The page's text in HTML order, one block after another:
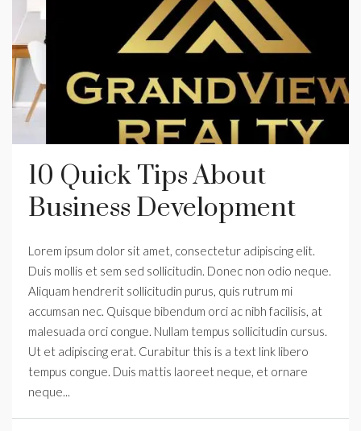
10 Quick Tips About
Business Development
Lorem ipsum dolor sit amet, consectetur adipiscing elit.
Duis mollis et sem sed sollicitudin. Donec non odio neque.
Aliquam hendrerit sollicitudin purus, quis rutrum mi
accumsan nec. Quisque bibendum orci ac nibh facilisis, at
malesuada orci congue. Nullam tempus sollicitudin cursus.
Ut et adipiscing erat. Curabitur this is a text link libero
tempus congue. Duis mattis laoreet neque, et ornare
neque...